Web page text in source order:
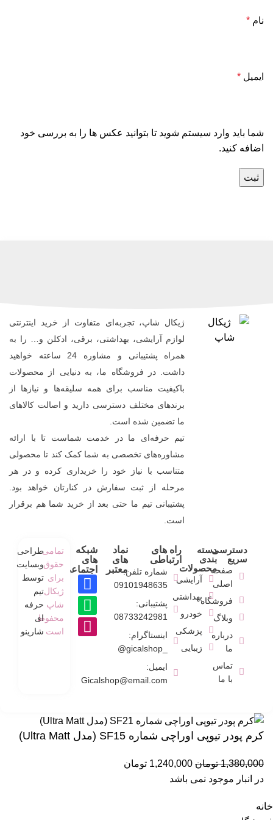
نام *
ایمیل *
شما باید وارد سیستم شوید تا بتوانید عکس ها را به بررسی خود
اضافه کنید.
ژیکال شاپ، تجربه‌ای متفاوت از خرید اینترنتی
لوازم آرایشی، بهداشتی، برقی، ادکلن و… را به
همراه پشتیبانی و مشاوره 24 ساعته خواهید
داشت. در فروشگاه ما، به دنیایی از محصولات
باکیفیت مناسب برای همه سلیقه‌ها و نیازها از
برندهای مختلف دسترسی دارید و اصالت کالاهای
ما تضمین شده است.
تیم حرفه‌ای ما در خدمت شماست تا با ارائه
مشاوره‌های تخصصی به شما کمک کند تا محصولی
متناسب با نیاز خود را خریداری کرده و در هر
مرحله از ثبت سفارش در کنارتان خواهد بود.
پشتیبانی تیم ما حتی بعد از خرید شما هم برقرار
است.
دسترسی
سریع
صفحه
اصلی
فروشگاه
وبلاگ
درباره
ما
تماس
با ما
دسته
بندی
محصولات
آرایشی
بهداشتی
خودرو
پزشکی
زیبایی
راه های
ارتباطی
شماره تلفن:
09101948635
پشتیبانی:
08733242981
اینستاگرام:
_gicalshop@
ایمیل:
Gicalshop@email.com
نماد
های
معتبر
شبکه
های
اجتماعی
تمامی
حقوق
برای
ژیکال
شاپ
محفوط
است
طراحی
وبسایت
توسط
تیم
حرفه
ای
شارینو
کرم پودر تیوپی اوراچی شماره SF15 (مدل Ultra Matt)
1,380,000 تومان 1,240,000 تومان
در انبار موجود نمی باشد
خانه